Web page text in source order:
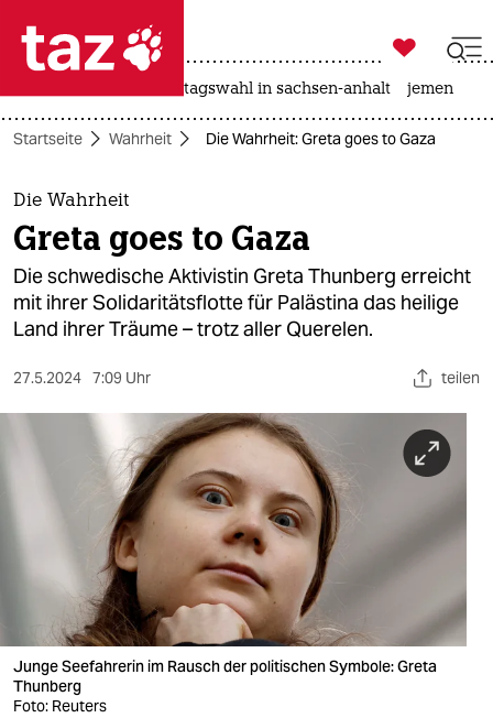
 taz zahl ich
taz zahl ich
themen
politik
öko
wahrheit
verlag
verlag

taz zahl ich
landtagswahl in sachsen-anhalt jemen
Startseite Wahrheit Die Wahrheit: Greta goes to Gaza
Die Wahrheit
Greta goes to Gaza
Die schwedische Aktivistin Greta Thunberg erreicht
mit ihrer Solidaritätsflotte für Palästina das heilige
Land ihrer Träume – trotz aller Querelen.
27.5.2024 7:09 Uhr teilen
Junge Seefahrerin im Rausch der politischen Symbole: Greta
Thunberg
Foto: Reuters